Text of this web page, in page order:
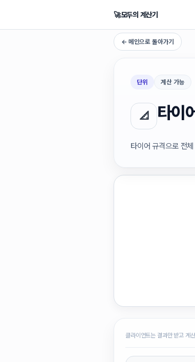
🚀모두의 계산기
← 메인으로 돌아가기
단위 계산 가능
📐 타이
타이어 규격으로 전
클라이언트는 결과만 받고 계